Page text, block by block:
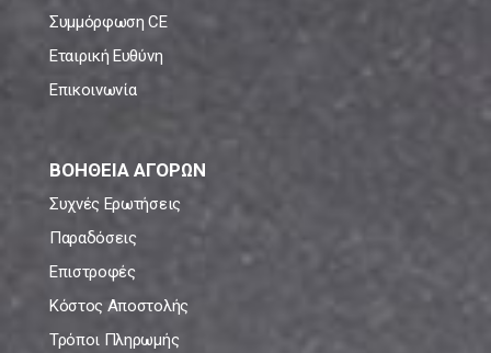
Συμμόρφωση CE
Εταιρική Ευθύνη
Επικοινωνία
ΒΟΗΘΕΙΑ ΑΓΟΡΩΝ
Συχνές Ερωτήσεις
Παραδόσεις
Επιστροφές
Κόστος Αποστολής
Τρόποι Πληρωμής